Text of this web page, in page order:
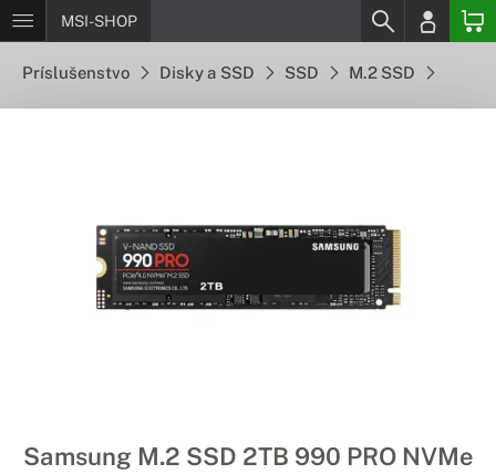
MSI-SHOP
Príslušenstvo Disky a SSD SSD M.2 SSD
Samsung M.2 SSD 2TB 990 PRO NVMe